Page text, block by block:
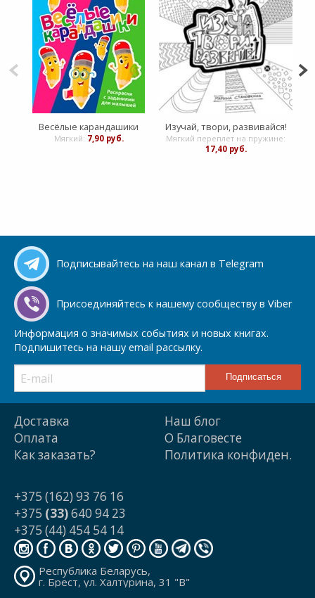
Весёлые карандашики
Мягкий: 7,90 руб.
Изучай, твори, развивайся!
Мягкий переплет на пружине:
17,40 руб.
Подписывайтесь на наш канал в Telegram
Присоединяйтесь к нашему сообществу в Viber
Информация о значимых событиях и новых книгах.
Подпишитесь на нашу email рассылку.
Доставка
Оплата
Как заказать?
Наш блог
О Благовесте
Политика конфиден.
+375 (162) 93 76 16
+375 (33)640 94 23
+375 (44) 454 54 14
Республика Беларусь,
г. Брест, ул. Халтурина, 31 "В"